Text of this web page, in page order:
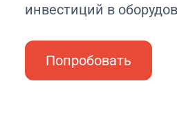
инвестиций в
Попробовать